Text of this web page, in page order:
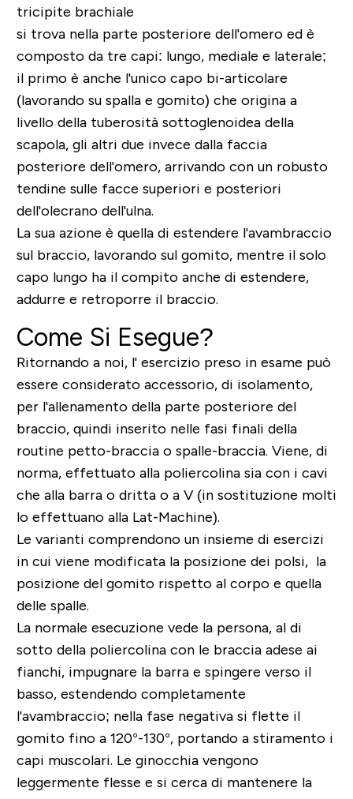
tricipite brachiale
si trova nella parte posteriore dell'omero ed è
composto da tre capi: lungo, mediale e laterale;
il primo è anche l'unico capo bi-articolare
(lavorando su spalla e gomito) che origina a
livello della tuberosità sottoglenoidea della
scapola, gli altri due invece dalla faccia
posteriore dell'omero, arrivando con un robusto
tendine sulle facce superiori e posteriori
dell'olecrano dell'ulna.
La sua azione è quella di estendere l'avambraccio
sul braccio, lavorando sul gomito, mentre il solo
capo lungo ha il compito anche di estendere,
addurre e retroporre il braccio.
Come Si Esegue?
Ritornando a noi, l' esercizio preso in esame può
essere considerato accessorio, di isolamento,
per l'allenamento della parte posteriore del
braccio, quindi inserito nelle fasi finali della
routine petto-braccia o spalle-braccia. Viene, di
norma, effettuato alla poliercolina sia con i cavi
che alla barra o dritta o a V (in sostituzione molti
lo effettuano alla Lat-Machine).
Le varianti comprendono un insieme di esercizi
in cui viene modificata la posizione dei polsi, la
posizione del gomito rispetto al corpo e quella
delle spalle.
La normale esecuzione vede la persona, al di
sotto della poliercolina con le braccia adese ai
fianchi, impugnare la barra e spingere verso il
basso, estendendo completamente
l'avambraccio; nella fase negativa si flette il
gomito fino a 120°-130°, portando a stiramento i
capi muscolari. Le ginocchia vengono
leggermente flesse e si cerca di mantenere la